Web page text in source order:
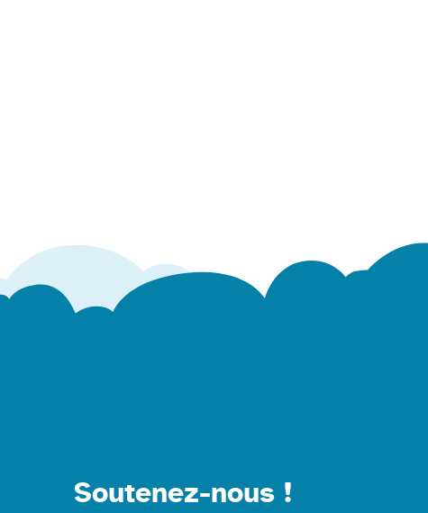
Soutenez-nous !